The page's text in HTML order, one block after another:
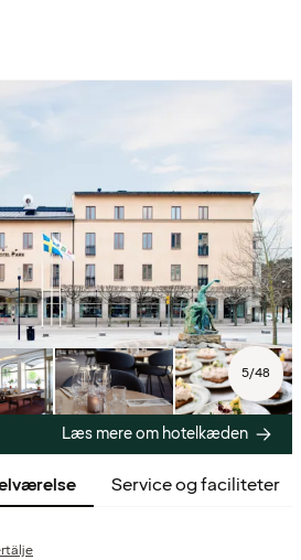
5/48
Læs mere om hotelkæden
Service og faciliteter